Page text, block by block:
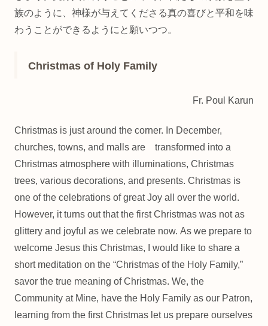
族のように、神様が与えてくださる真の喜びと平和を味
わうことができるようにと願いつつ。
Christmas of Holy Family
Fr. Poul Karun
Christmas is just around the corner. In December,
churches, towns, and malls are transformed into a
Christmas atmosphere with illuminations, Christmas
trees, various decorations, and presents. Christmas is
one of the celebrations of great Joy all over the world.
However, it turns out that the first Christmas was not as
glittery and joyful as we celebrate now. As we prepare to
welcome Jesus this Christmas, I would like to share a
short meditation on the “Christmas of the Holy Family,”
savor the true meaning of Christmas. We, the
Community at Mine, have the Holy Family as our Patron,
learning from the first Christmas let us prepare ourselves